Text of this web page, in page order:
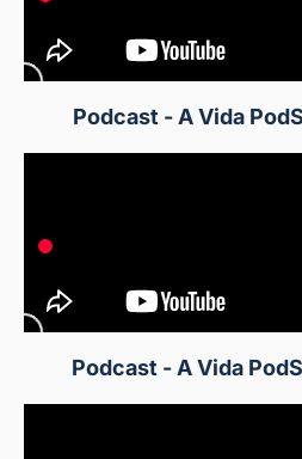
Podcast - A Vida
Podcast - A Vida